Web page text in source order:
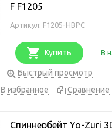
F F1205
Артикул: F1205-HBPC
Купить В
Быстрый просмотр
В избранное
Сравнение
Спиннербейт Yo-Zuri